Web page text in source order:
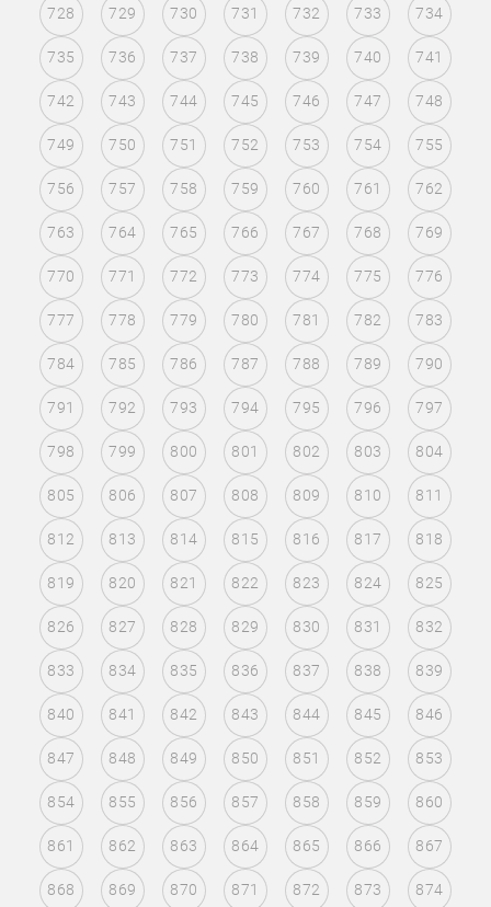
728 729 730 731 732 733 734
735 736 737 738 739 740 741
742 743 744 745 746 747 748
749 750 751 752 753 754 755
756 757 758 759 760 761 762
763 764 765 766 767 768 769
770 771 772 773 774 775 776
777 778 779 780 781 782 783
784 785 786 787 788 789 790
791 792 793 794 795 796 797
798 799 800 801 802 803 804
805 806 807 808 809 810 811
812 813 814 815 816 817 818
819 820 821 822 823 824 825
826 827 828 829 830 831 832
833 834 835 836 837 838 839
840 841 842 843 844 845 846
847 848 849 850 851 852 853
854 855 856 857 858 859 860
861 862 863 864 865 866 867
868 869 870 871 872 873 874